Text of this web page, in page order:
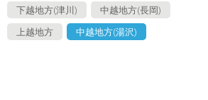
下越地方(津川) 中越地方(長岡)
上越地方 中越地方(湯沢)